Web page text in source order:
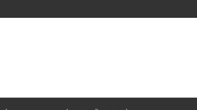
GÜVENLİK HİZMETLERİ Staj Başvurusu – Muhasebe Stajyeri